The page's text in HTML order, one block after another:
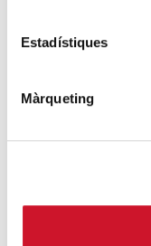
Estadístiques
Màrqueting
d’Advent
Betlem»